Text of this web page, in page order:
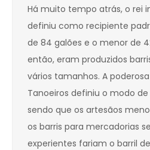
Há muito tempo atrás, o rei
definiu como recipiente
de 84 galões e o menor de
então, eram produzidos
vários tamanhos. A
Tanoeiros definiu o modo
sendo que os artesãos
os barris para mercadorias
experientes fariam o barril